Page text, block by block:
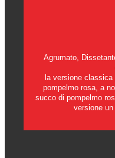
Agrumato,
la versione classica
pompelmo rosa, a
succo di pompelmo
versione